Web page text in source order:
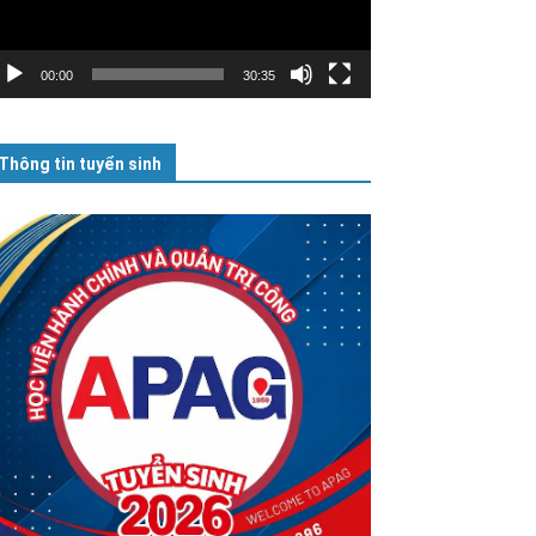
00:00 30:35
Thông tin tuyển sinh